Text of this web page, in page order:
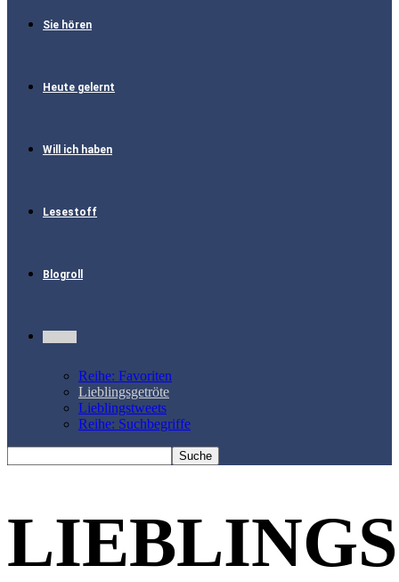
Sie hören
Heute gelernt
Will ich haben
Lesestoff
Blogroll
Reihe: Favoriten
Lieblingsgetröte
Lieblingstweets
Reihe: Suchbegriffe